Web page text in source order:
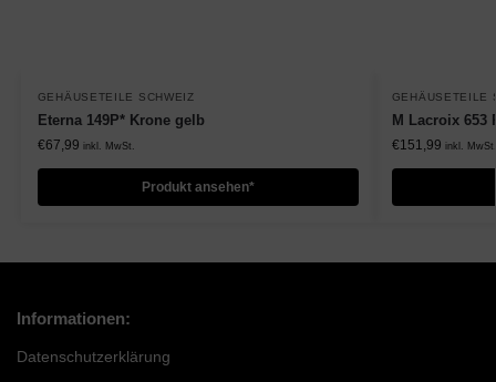
GEHÄUSETEILE SCHWEIZ
Eterna 149P* Krone gelb
€67,99 inkl. MwSt.
Produkt ansehen*
GEHÄUSETEILE
M Lacroix 653
€151,99 inkl. MwSt.
Informationen:
Datenschutzerklärung